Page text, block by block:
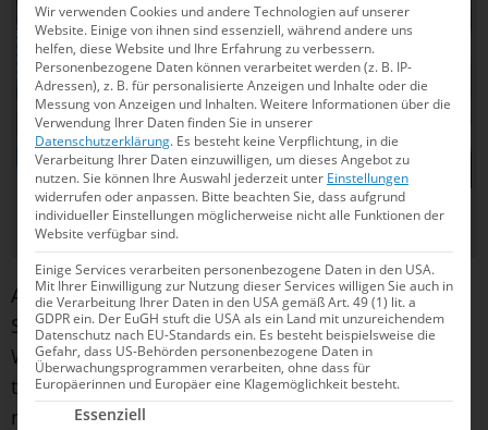
© Jo Kleindl
Schwimmer Björn Kammann würde sich freuen, wenn
Deutschland bald wieder Olympia ausrichtet
Ausgetragen werden sollen die Wettbewerbe im
Schwimmen, Synchronschwimmen und
Wasserspringen vor großer Kulisse in einem
temporären Becken im Volksparkstadion, in dem
normalerweise die Fußballer des Hamburger SV
Wir verwenden Cookies und andere Technologien auf unserer
Website. Einige von ihnen sind essenziell, während andere uns
helfen, diese Website und Ihre Erfahrung zu verbessern.
Personenbezogene Daten können verarbeitet werden (z. B. IP-
Adressen), z. B. für personalisierte Anzeigen und Inhalte oder die
Messung von Anzeigen und Inhalten.Weitere Informationen über die
Verwendung Ihrer Daten finden Sie in unserer
Datenschutzerklärung. Es besteht keine Verpflichtung, in die
Verarbeitung Ihrer Daten einzuwilligen, um dieses Angebot zu
nutzen.Sie können Ihre Auswahl jederzeit unter Einstellungen
widerrufen oder anpassen. Bitte beachten Sie, dass aufgrund
individueller Einstellungen möglicherweise nicht alle Funktionen der
Website verfügbar sind.
Einige Services verarbeiten personenbezogene Daten in den USA.
Mit Ihrer Einwilligung zur Nutzung dieser Services willigen Sie auch in
die Verarbeitung Ihrer Daten in den USA gemäß Art. 49 (1) lit. a
GDPR ein. Der EuGH stuft die USA als ein Land mit unzureichendem
Datenschutz nach EU-Standards ein. Es besteht beispielsweise die
Gefahr, dass US-Behörden personenbezogene Daten in
Überwachungsprogrammen verarbeiten, ohne dass für
Europäerinnen und Europäer eine Klagemöglichkeit besteht.
Es folgt eine Liste der Service-Gruppen, für die
Essenziell